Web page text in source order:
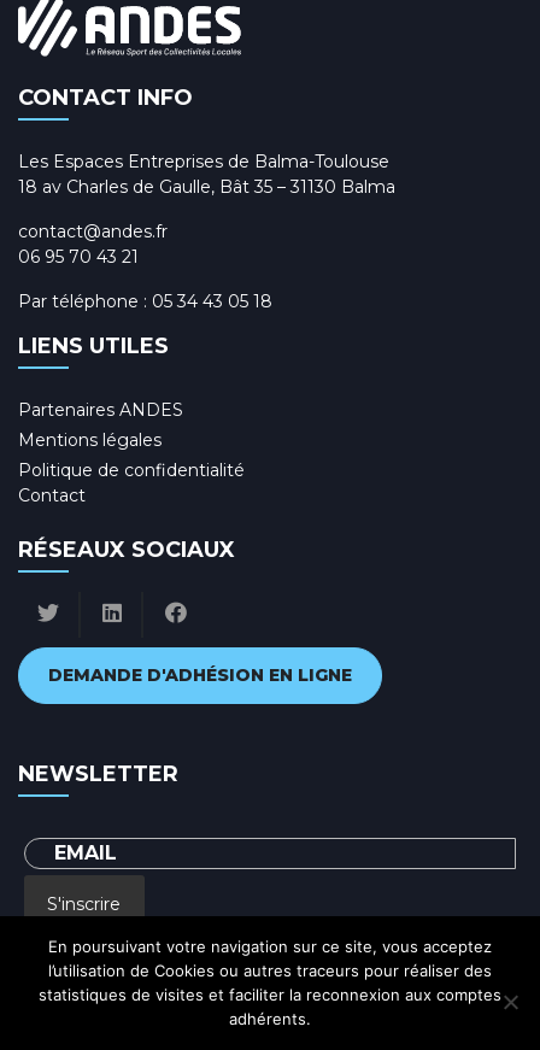
CONTACT INFO
Les Espaces Entreprises de Balma-Toulouse
18 av Charles de Gaulle, Bât 35 – 31130 Balma
contact@andes.fr
06 95 70 43 21
Par téléphone : 05 34 43 05 18
LIENS UTILES
Partenaires ANDES
Mentions légales
Politique de confidentialité
Contact
RÉSEAUX SOCIAUX
DEMANDE D'ADHÉSION EN LIGNE
NEWSLETTER
S'inscrire
En renseignant votre adresse email, vous acceptez de recevoir par courrier
electronique notre lettre d'information et vous prenez connaissance de notre
En poursuivant votre navigation sur ce site, vous acceptez
l’utilisation de Cookies ou autres traceurs pour réaliser des
statistiques de visites et faciliter la reconnexion aux comptes
adhérents.